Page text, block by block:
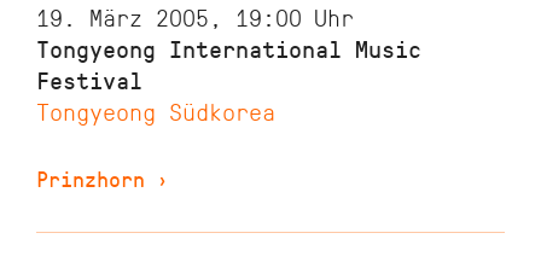
19. März 2005, 19:00 Uhr
Tongyeong International Music
Festival
Tongyeong Südkorea
Prinzhorn ›